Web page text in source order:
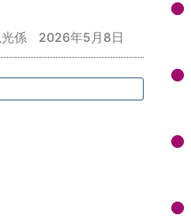
係 2026年5月8日